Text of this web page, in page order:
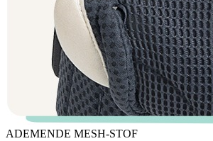
ADEMENDE MESH-STOF